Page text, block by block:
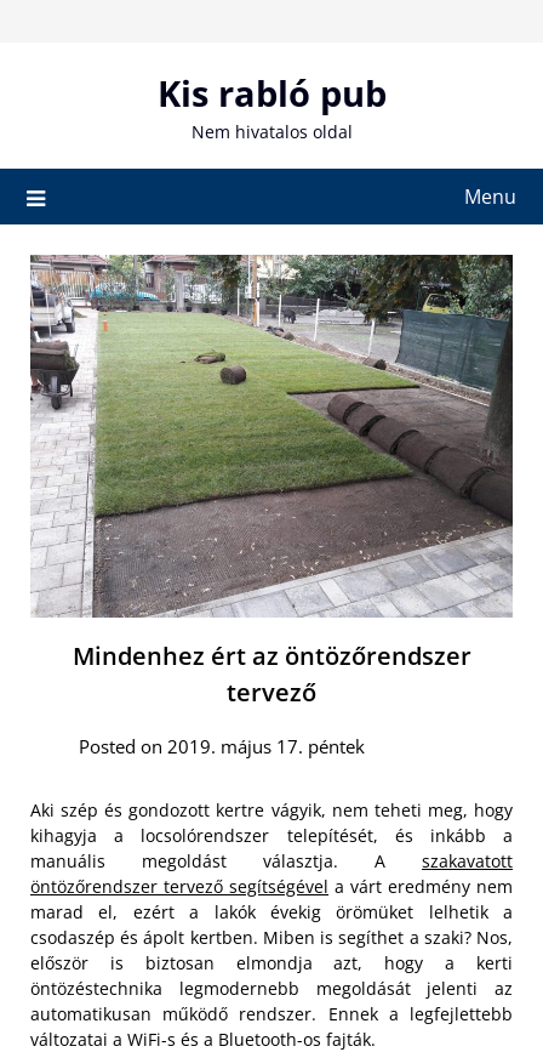
Kis rabló pub
Nem hivatalos oldal
Menu
Mindenhez ért az öntözőrendszer
tervező
Posted on 2019. május 17. péntek
Aki szép és gondozott kertre vágyik, nem teheti meg, hogy
kihagyja a locsolórendszer telepítését, és inkább a
manuális megoldást választja. A szakavatott
öntözőrendszer tervező segítségével a várt eredmény nem
marad el, ezért a lakók évekig örömüket lelhetik a
csodaszép és ápolt kertben. Miben is segíthet a szaki? Nos,
először is biztosan elmondja azt, hogy a kerti
öntözéstechnika legmodernebb megoldását jelenti az
automatikusan működő rendszer. Ennek a legfejlettebb
változatai a WiFi-s és a Bluetooth-os fajták.